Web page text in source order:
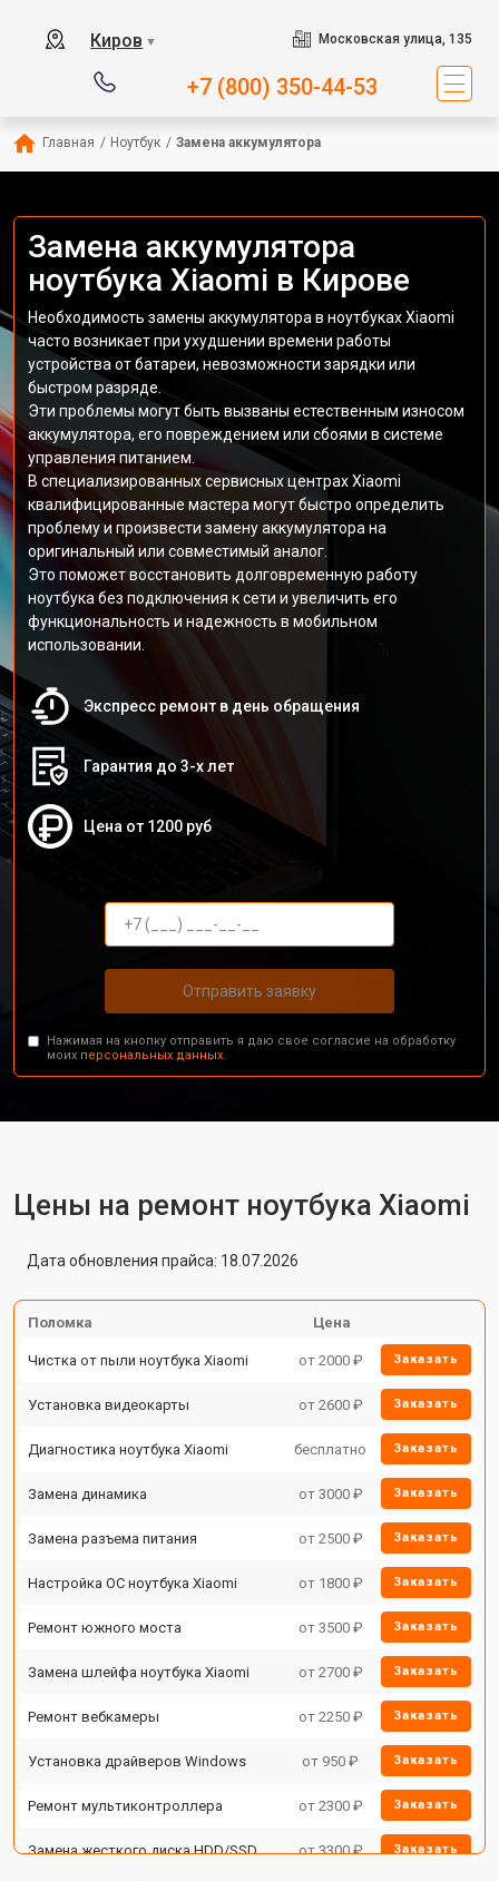
Киров ▼ Московская улица, 135
+7 (800) 350-44-53
Главная / Ноутбук / Замена аккумулятора
Замена аккумулятора
ноутбука Xiaomi в Кирове
Необходимость замены аккумулятора в ноутбуках Xiaomi
часто возникает при ухудшении времени работы
устройства от батареи, невозможности зарядки или
быстром разряде.
Эти проблемы могут быть вызваны естественным износом
аккумулятора, его повреждением или сбоями в системе
управления питанием.
В специализированных сервисных центрах Xiaomi
квалифицированные мастера могут быстро определить
проблему и произвести замену аккумулятора на
оригинальный или совместимый аналог.
Это поможет восстановить долговременную работу
ноутбука без подключения к сети и увеличить его
функциональность и надежность в мобильном
использовании.
Экспресс ремонт в день обращения
Гарантия до 3-х лет
Цена от 1200 руб
Отправить заявку
Нажимая на кнопку отправить я даю свое согласие на обработку
моих персональных данных.
Цены на ремонт ноутбука Xiaomi
Дата обновления прайса: 18.07.2026
Поломка Цена
Чистка от пыли ноутбука Xiaomi от 2000 ₽ Заказать
Установка видеокарты от 2600 ₽ Заказать
Диагностика ноутбука Xiaomi бесплатно Заказать
Замена динамика от 3000 ₽ Заказать
Замена разъема питания от 2500 ₽ Заказать
Настройка ОС ноутбука Xiaomi от 1800 ₽ Заказать
Ремонт южного моста от 3500 ₽ Заказать
Замена шлейфа ноутбука Xiaomi от 2700 ₽ Заказать
Ремонт вебкамеры от 2250 ₽ Заказать
Установка драйверов Windows от 950 ₽ Заказать
Ремонт мультиконтроллера от 2300 ₽ Заказать
Замена жесткого диска HDD/SSD от 3300 ₽ Заказать